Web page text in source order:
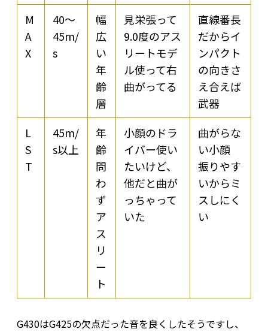
M
A
X
40～
45m/
s
幅
広
い
年
齢
層
見栄張って
9.0度のアス
リートモデ
ル使って右
曲がってる
直線番長
だからイ
ンパクト
の向きさ
え合えば
武器
L
S
T
45m/
s以上
年
齢
問
わ
ず
ア
ス
リ
ー
ト
小顔のドラ
イバー使い
たいけど、
他だと曲が
っちゃって
いた
曲がらな
い小顔
振りやす
いからミ
スしにく
い
G430はG425の欠点だった音を良くしたそうですし、